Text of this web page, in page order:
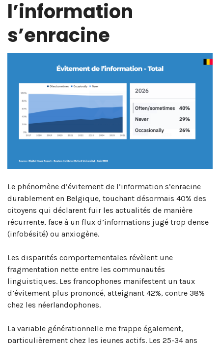
l’information
s’enracine
Le phénomène d’évitement de l’information s’enracine
durablement en Belgique, touchant désormais 40% des
citoyens qui déclarent fuir les actualités de manière
récurrente, face à un flux d’informations jugé trop dense
(infobésité) ou anxiogène.
Les disparités comportementales révèlent une
fragmentation nette entre les communautés
linguistiques. Les francophones manifestent un taux
d’évitement plus prononcé, atteignant 42%, contre 38%
chez les néerlandophones.
La variable générationnelle me frappe également,
particulièrement chez les jeunes actifs. Les 25-34 ans